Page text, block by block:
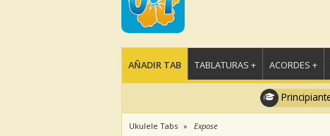
AÑADIR TAB TABLATURAS + ACORDES +
Ukulele Tabs Expose